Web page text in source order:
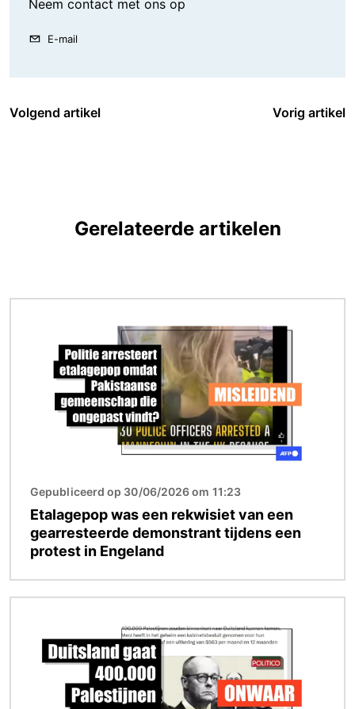
Neem contact met ons op
E-mail
Volgend artikel Vorig artikel
Gerelateerde artikelen
Gepubliceerd op 30/06/2026 om 11:23
Etalagepop was een rekwisiet van een
gearresteerde demonstrant tijdens een
protest in Engeland